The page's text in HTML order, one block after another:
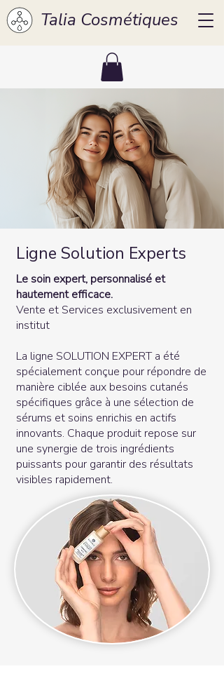
Talia Cosmétiques
Ligne Solution Experts
Le soin expert, personnalisé et
hautement efficace.
Vente et Services exclusivement en
institut
La ligne SOLUTION EXPERT a été
spécialement conçue pour répondre de
manière ciblée aux besoins cutanés
spécifiques grâce à une sélection de
sérums et soins enrichis en actifs
innovants. Chaque produit repose sur
une synergie de trois ingrédients
puissants pour garantir des résultats
visibles rapidement.